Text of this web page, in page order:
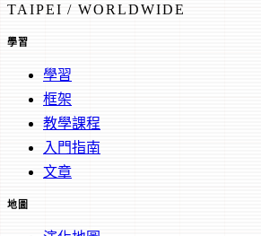
TAIPEI / WORLDWIDE
學習
學習
框架
教學課程
入門指南
文章
地圖